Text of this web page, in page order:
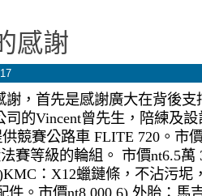
感謝
謝，首先是感謝廣大在背後
司的Vincent曾先生，陪練及
競賽公路車 FLITE 720。市
賽等級的輪組。 市價nt6.5萬
：X12蠟鏈條，不沾污坭
件。市價nt8,000 6) 外胎：馬